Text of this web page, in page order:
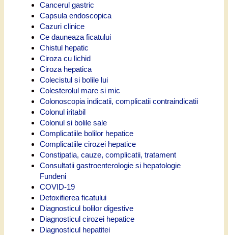
Cancerul gastric
Capsula endoscopica
Cazuri clinice
Ce dauneaza ficatului
Chistul hepatic
Ciroza cu lichid
Ciroza hepatica
Colecistul si bolile lui
Colesterolul mare si mic
Colonoscopia indicatii, complicatii contraindicatii
Colonul iritabil
Colonul si bolile sale
Complicatiile bolilor hepatice
Complicatiile cirozei hepatice
Constipatia, cauze, complicatii, tratament
Consultatii gastroenterologie si hepatologie
Fundeni
COVID-19
Detoxifierea ficatului
Diagnosticul bolilor digestive
Diagnosticul cirozei hepatice
Diagnosticul hepatitei